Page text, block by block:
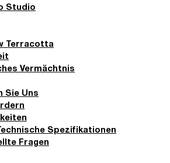
Studio
Terracotta
Vermächtnis
Sie Uns
Spezifikationen
Fragen